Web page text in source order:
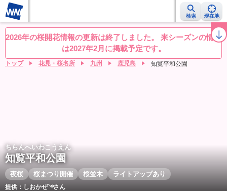
検索 現在地
桜レーダー 名所ランキング 桜開花予想NEWS お花見動画 目的別
2026年の桜開花情報の更新は終了しました。 来シーズンの情報
は2027年2月に掲載予定です。
トップ 花見・桜名所 九州 鹿児島 知覧平和公園
ちらんへいわこうえん
知覧平和公園
夜桜 桜まつり開催 桜並木 ライトアップあり
提供：しおかぜ࿓さん